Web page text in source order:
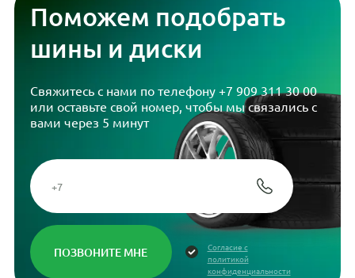
Поможем подобрать
шины и диски
Свяжитесь с нами по телефону +7 909 311 30 00
или оставьте свой номер, чтобы мы связались с
вами через 5 минут
Согласие с
политикой
конфиденциальности